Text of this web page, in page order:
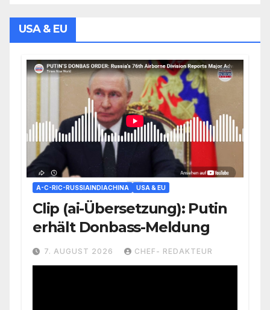
USA & EU
A-C-RIC-RUSSIAINDIACHINA USA & EU
Clip (ai-Übersetzung): Putin
erhält Donbass-Meldung
7. AUGUST 2026 CHEF- REDAKTEUR